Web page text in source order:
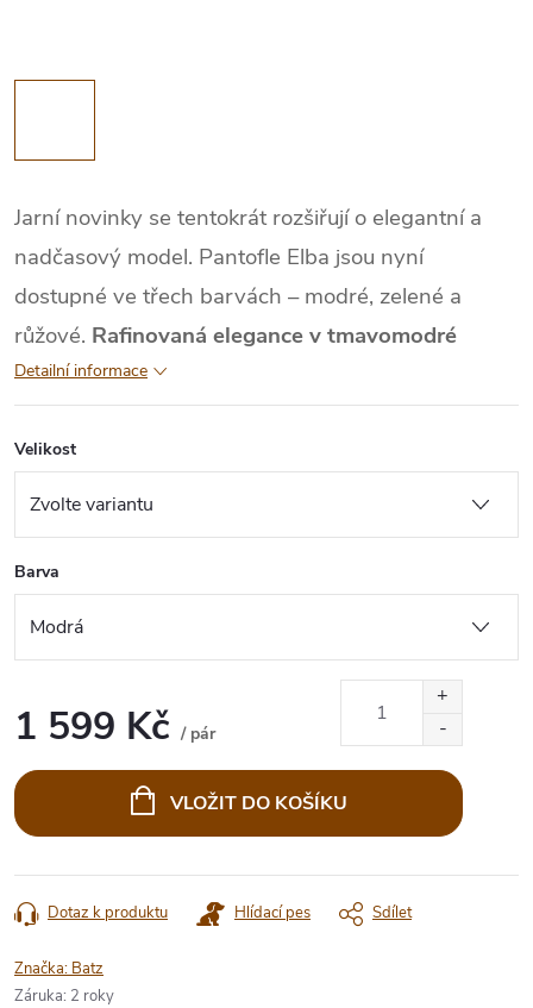
Jarní novinky se tentokrát rozšiřují o elegantní a
nadčasový model. Pantofle Elba jsou nyní
dostupné ve třech barvách – modré, zelené a
růžové. Rafinovaná elegance v tmavomodré
Detailní informace
Velikost
Barva
1 599 Kč / pár
cena:
VLOŽIT DO KOŠÍKU
Dotaz k produktu Hlídací pes Sdílet
Značka: Batz
Záruka: 2 roky